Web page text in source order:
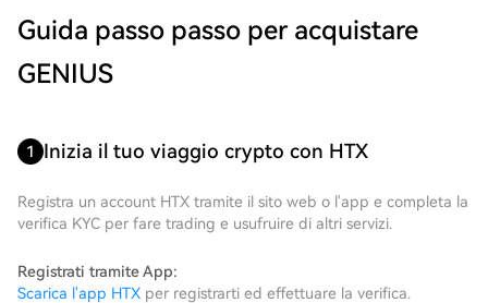
Guida passo passo per acquistare
GENIUS
1 Inizia il tuo viaggio crypto con HTX
Registra un account HTX tramite il sito web o l'app e completa la
verifica KYC per fare trading e usufruire di altri servizi.
Registrati tramite App:
Scarica l'app HTX per registrarti ed effettuare la verifica.